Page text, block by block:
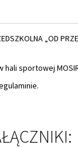
„OD
hali sportowej